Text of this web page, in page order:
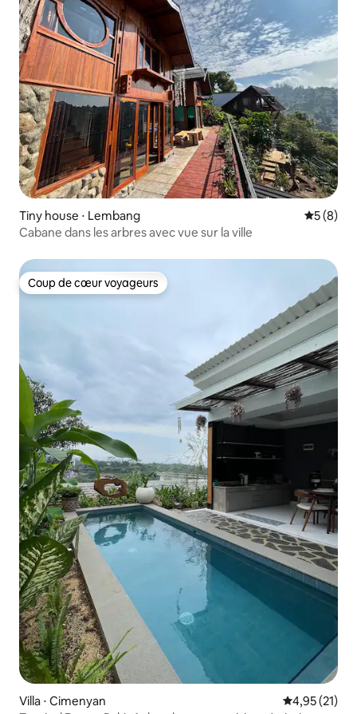
Tiny house ⋅ Lembang
5 (8)
Cabane dans les arbres avec vue sur la ville
Coup de cœur voyageurs
Coup de cœur voyageurs
Villa ⋅ Cimenyan Évaluation
4,95 (21)